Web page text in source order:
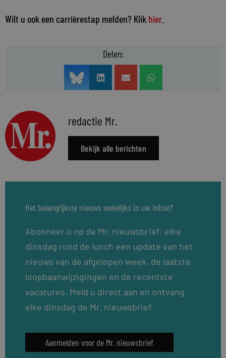
Wilt u ook een carrièrestap melden? Klik hier
Delen:
redactie Mr.
Bekijk alle berichten
Het belangrijkste nieuws wekelijks in uw inbox?
Abonneer u op de Mr. nieuwsbrief: elke
dinsdag rond de lunch een update van het
nieuws van de afgelopen week, de laatste
loopbaanwijzigingen en de recentste
vacatures. Meld u direct aan en ontvang
elke dinsdag de Mr. nieuwsbrief.
Aanmelden voor de Mr. nieuwsbrief